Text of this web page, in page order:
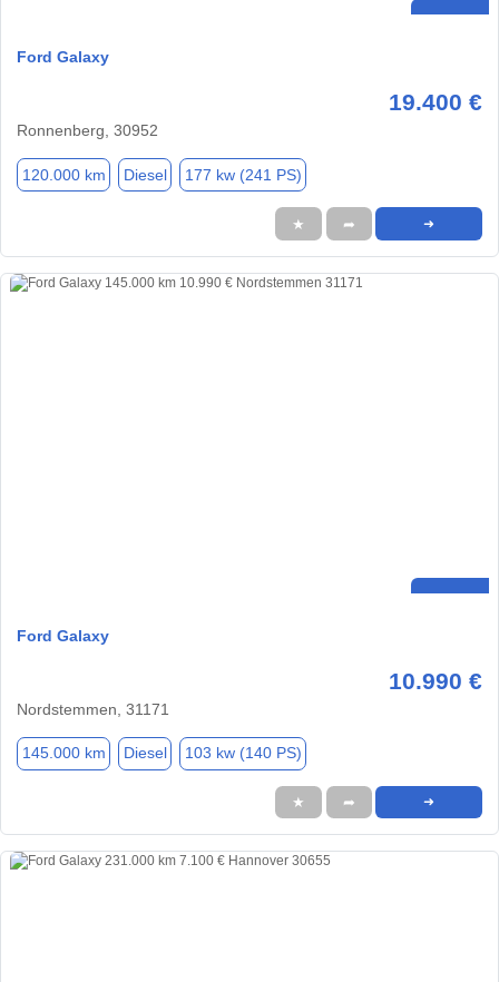
Ford Galaxy
19.400 €
Ronnenberg, 30952
120.000 km Diesel 177 kw (241 PS)
★ ➦ ➜
Ford Galaxy
10.990 €
Nordstemmen, 31171
145.000 km Diesel 103 kw (140 PS)
★ ➦ ➜